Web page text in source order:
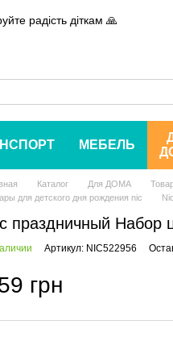
радість діткам 🙏
МЕБЕЛЬ
Каталог Для ДОМА
для детского дня рождения nic
праздничный Набор
Артикул: NIC522956
грн